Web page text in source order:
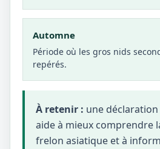
Automne
Période où les gros nids
repérés.
À retenir : une
aide à mieux comprendre
frelon asiatique et à